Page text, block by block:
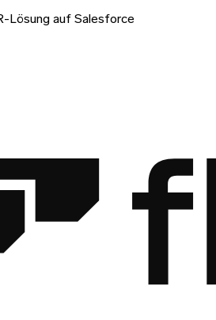
Lösung auf Salesforce